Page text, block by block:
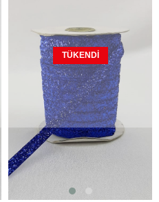
TÜKENDI